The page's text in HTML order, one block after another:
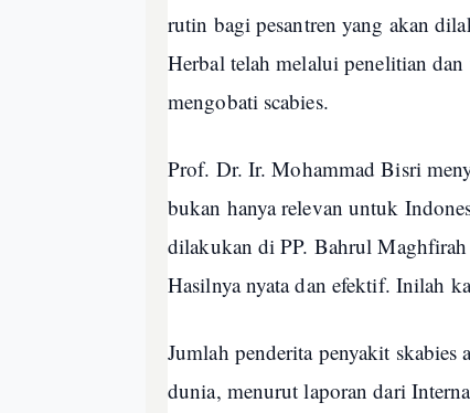
rutin bagi pesantren yang akan
Herbal telah melalui penelitian
mengobati scabies.
Prof. Dr. Ir. Mohammad Bisri
bukan hanya relevan untuk
dilakukan di PP. Bahrul
Hasilnya nyata dan efektif. Inilah
Jumlah penderita penyakit
dunia, menurut laporan dari